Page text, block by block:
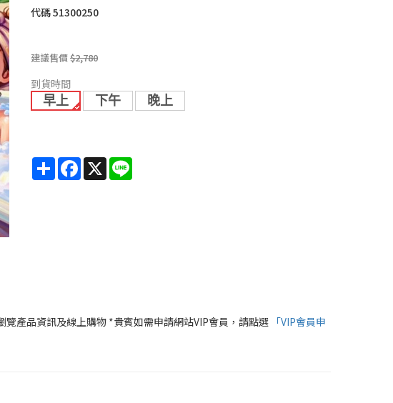
代碼51300250
建議售價$2,780
到貨時間
早上
下午 晚上
Share Facebook
X
產品資訊及線上購物 *貴賓如需申請網站VIP會員，請點選 「VIP會員申